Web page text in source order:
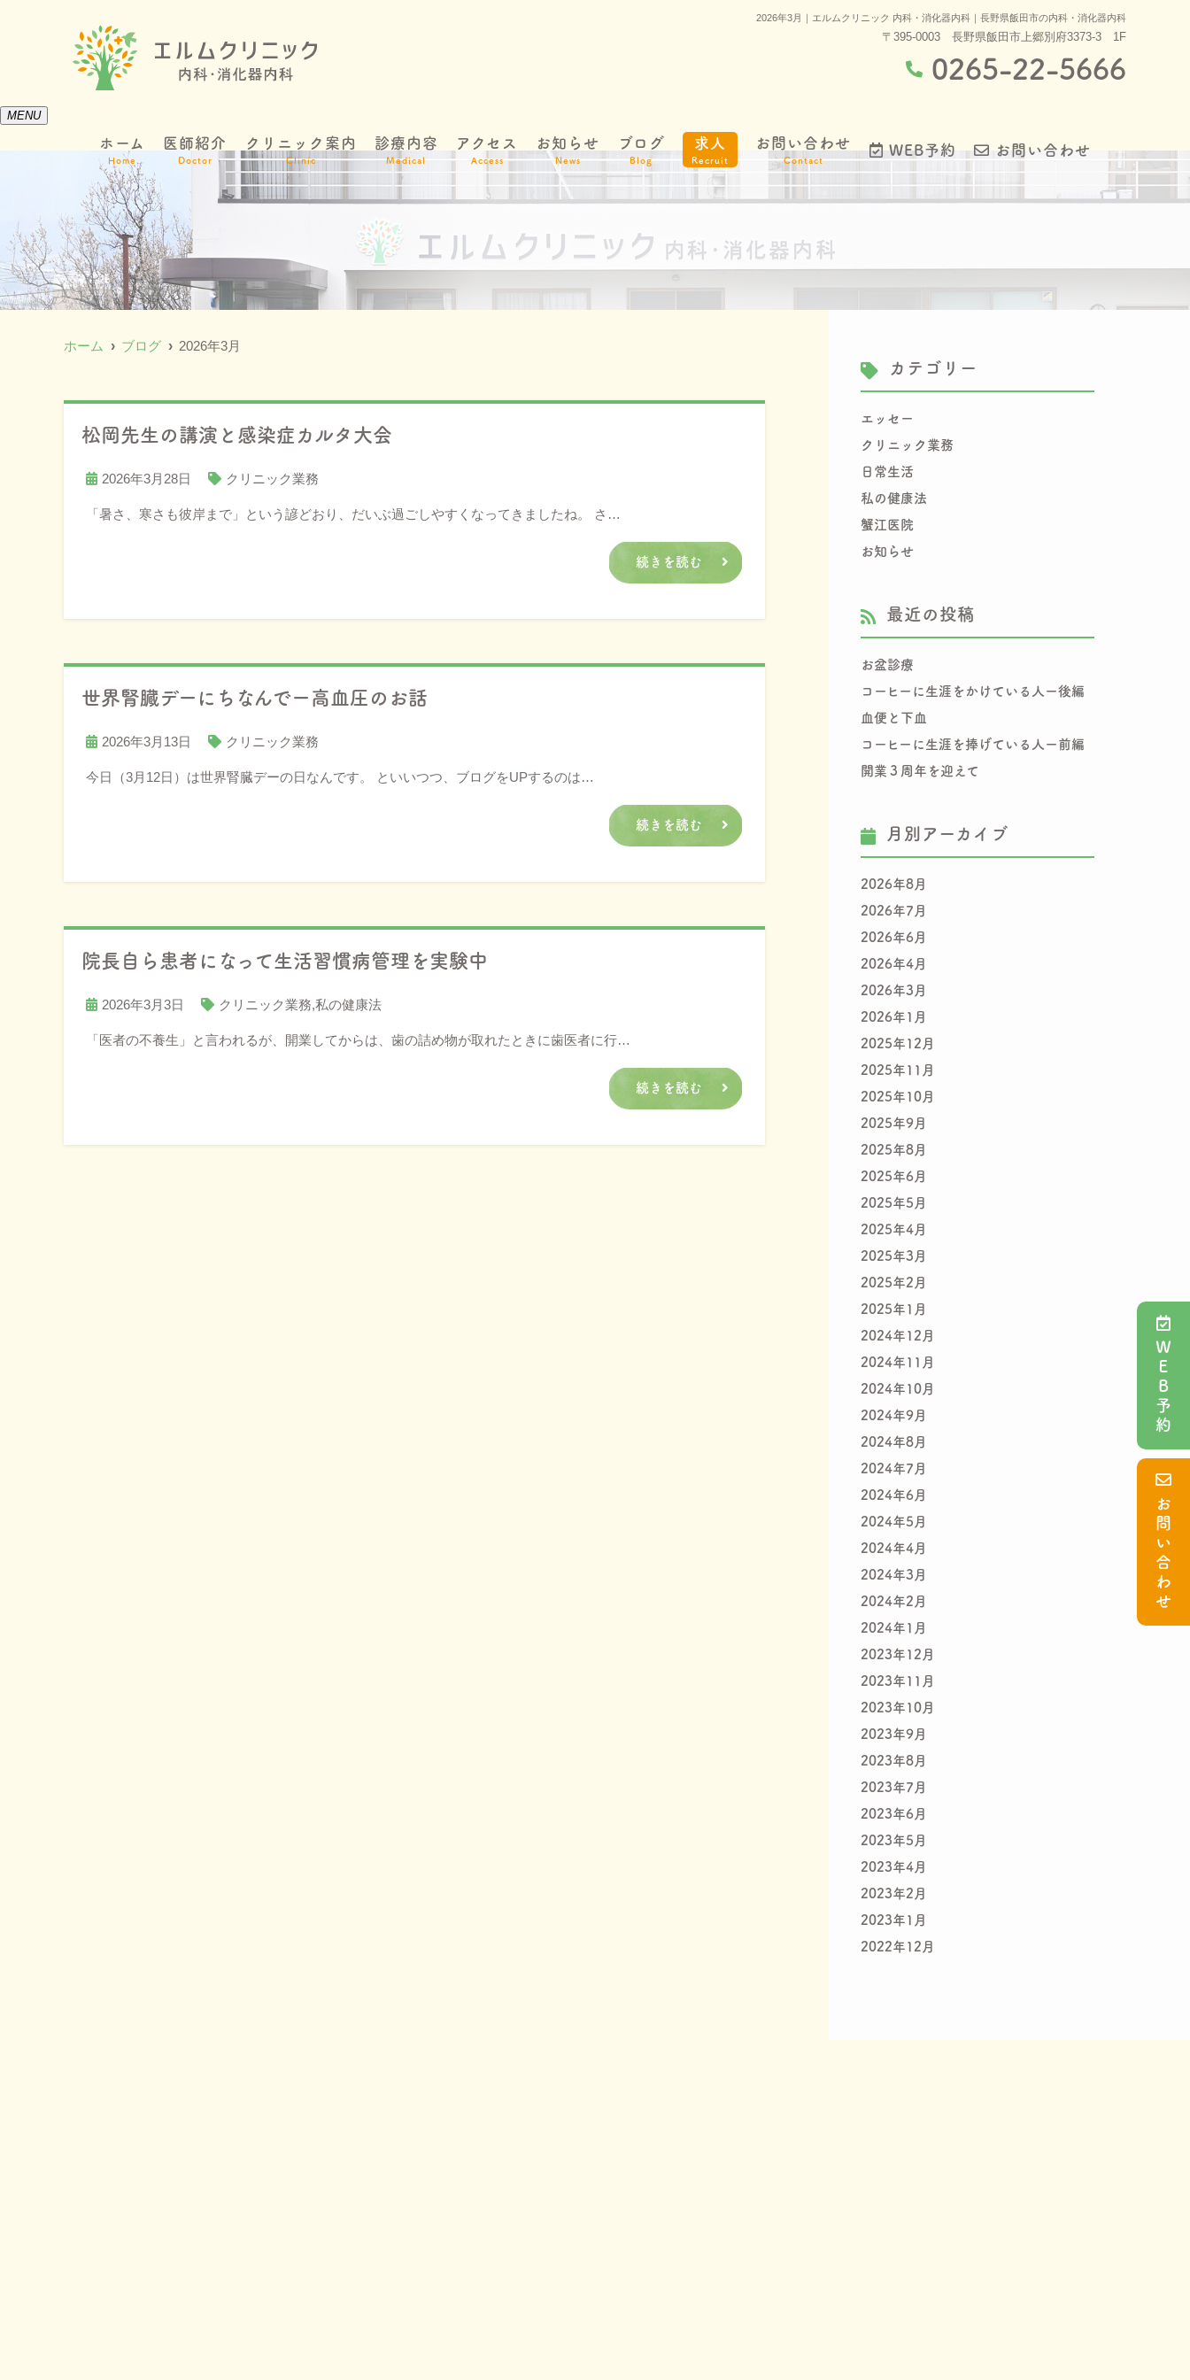
2026年3月｜エルムクリニック 内科・消化器内科｜長野県飯田市の内科・消化器内科
〒395-0003 長野県飯田市上郷別府3373-3 1F
0265-22-5666
ＷＥＢ予約
お問い合わせ
MENU
ホーム
Home
医師紹介
Doctor
クリニック案内
Clinic
診療内容
Medical
アクセス
Access
お知らせ
News
ブログ
Blog
求人
Recruit
お問い合わせ
Contact
WEB予約 お問い合わせ
ホーム ブログ 2026年3月
松岡先生の講演と感染症カルタ大会
2026年3月28日 クリニック業務
「暑さ、寒さも彼岸まで」という諺どおり、だいぶ過ごしやすくなってきましたね。 さ…
続きを読む
世界腎臓デーにちなんでー高血圧のお話
2026年3月13日 クリニック業務
今日（3月12日）は世界腎臓デーの日なんです。 といいつつ、ブログをUPするのは…
続きを読む
院長自ら患者になって生活習慣病管理を実験中
2026年3月3日 クリニック業務,私の健康法
「医者の不養生」と言われるが、開業してからは、歯の詰め物が取れたときに歯医者に行…
続きを読む
カテゴリー
エッセー
クリニック業務
日常生活
私の健康法
蟹江医院
お知らせ
最近の投稿
お盆診療
コーヒーに生涯をかけている人ー後編
血便と下血
コーヒーに生涯を捧げている人ー前編
開業３周年を迎えて
月別アーカイブ
2026年8月
2026年7月
2026年6月
2026年4月
2026年3月
2026年1月
2025年12月
2025年11月
2025年10月
2025年9月
2025年8月
2025年6月
2025年5月
2025年4月
2025年3月
2025年2月
2025年1月
2024年12月
2024年11月
2024年10月
2024年9月
2024年8月
2024年7月
2024年6月
2024年5月
2024年4月
2024年3月
2024年2月
2024年1月
2023年12月
2023年11月
2023年10月
2023年9月
2023年8月
2023年7月
2023年6月
2023年5月
2023年4月
2023年2月
2023年1月
2022年12月